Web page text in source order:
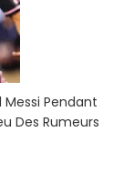
Messi Pendant
Des Rumeurs